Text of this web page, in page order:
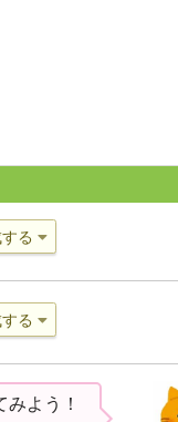
る
る
よう！